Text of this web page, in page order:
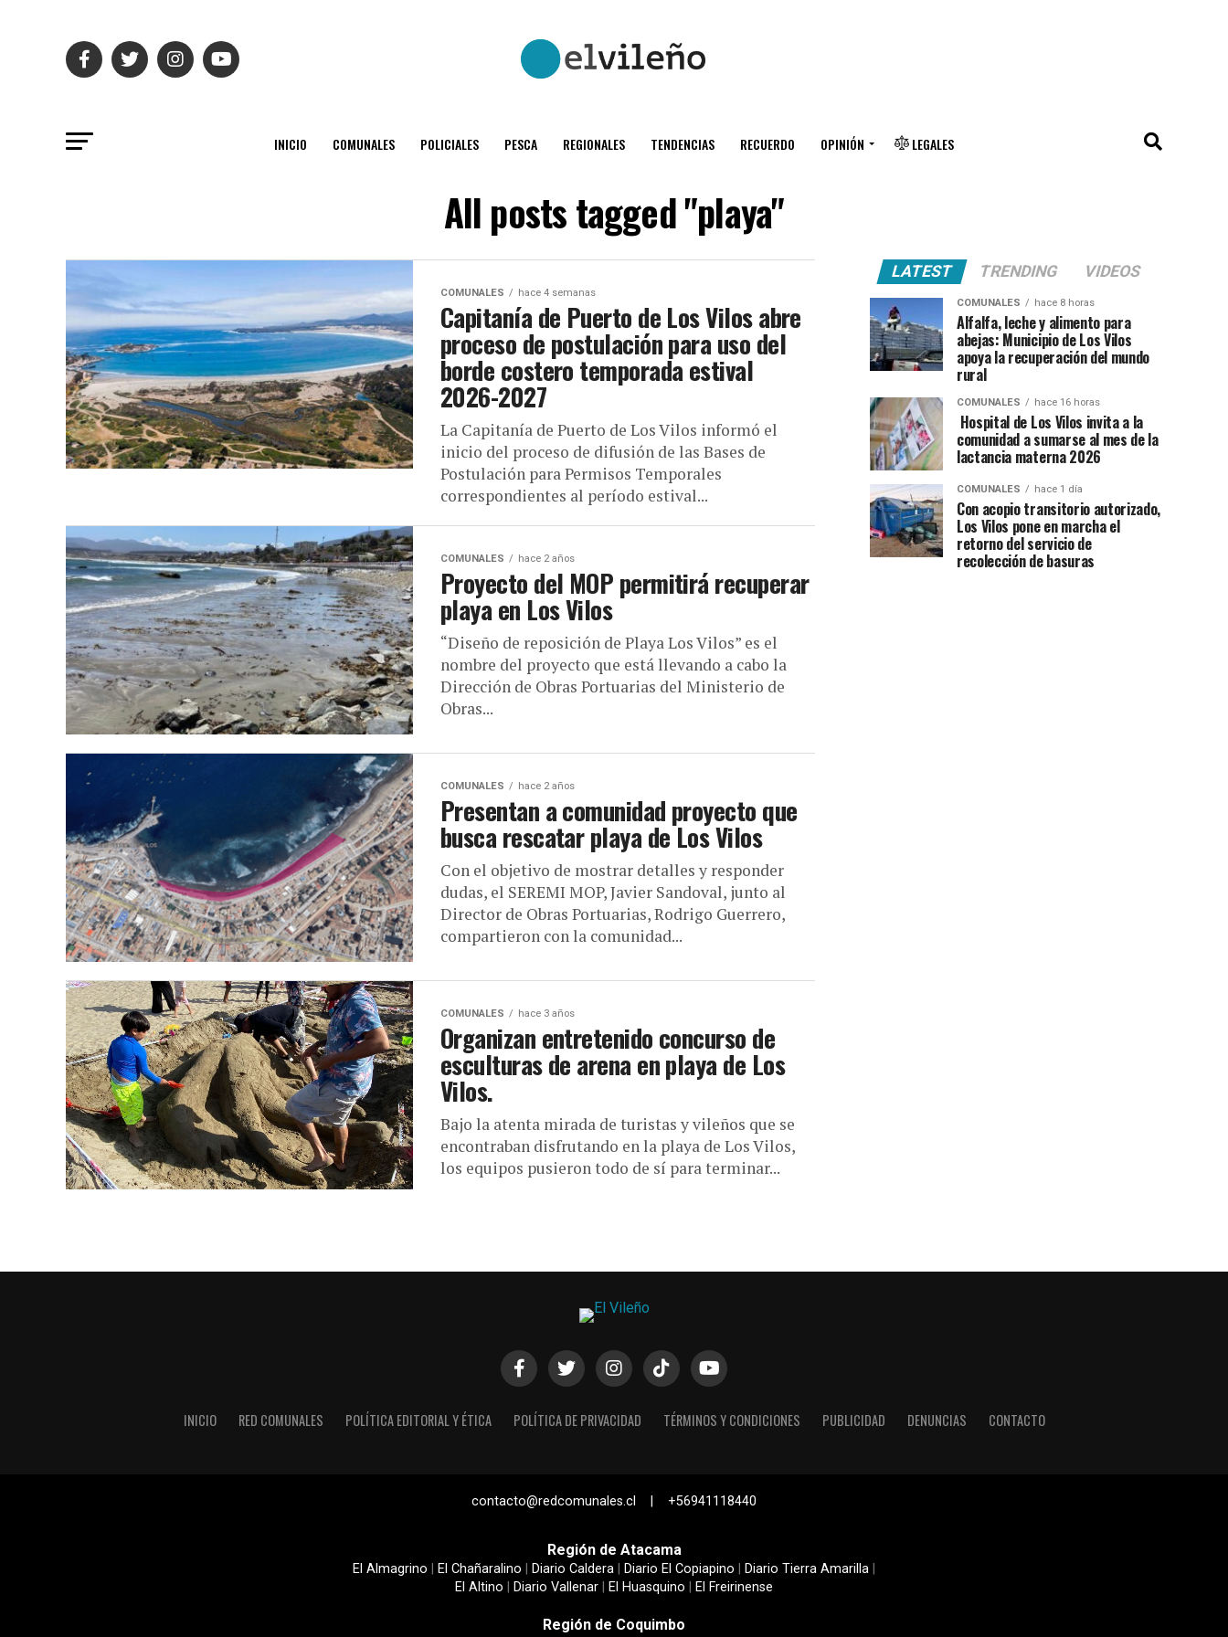
INICIO COMUNALES POLICIALES PESCA REGIONALES TENDENCIAS RECUERDO OPINIÓN LEGALES
All posts tagged "playa"
COMUNALES hace 4 semanas
Capitanía de Puerto de Los Vilos abre
proceso de postulación para uso del
borde costero temporada estival
2026-2027
La Capitanía de Puerto de Los Vilos informó el
inicio del proceso de difusión de las Bases de
Postulación para Permisos Temporales
correspondientes al período estival...
COMUNALES hace 2 años
Proyecto del MOP permitirá recuperar
playa en Los Vilos
“Diseño de reposición de Playa Los Vilos” es el
nombre del proyecto que está llevando a cabo la
Dirección de Obras Portuarias del Ministerio de
Obras...
COMUNALES hace 2 años
Presentan a comunidad proyecto que
busca rescatar playa de Los Vilos
Con el objetivo de mostrar detalles y responder
dudas, el SEREMI MOP, Javier Sandoval, junto al
Director de Obras Portuarias, Rodrigo Guerrero,
compartieron con la comunidad...
COMUNALES hace 3 años
Organizan entretenido concurso de
esculturas de arena en playa de Los
Vilos.
Bajo la atenta mirada de turistas y vileños que se
encontraban disfrutando en la playa de Los Vilos,
los equipos pusieron todo de sí para terminar...
LATEST TRENDING VIDEOS
COMUNALES hace 8 horas
Alfalfa, leche y alimento para
abejas: Municipio de Los Vilos
apoya la recuperación del mundo
rural
COMUNALES hace 16 horas
Hospital de Los Vilos invita a la
comunidad a sumarse al mes de la
lactancia materna 2026
COMUNALES hace 1 día
Con acopio transitorio autorizado,
Los Vilos pone en marcha el
retorno del servicio de
recolección de basuras
INICIO RED COMUNALES POLÍTICA EDITORIAL Y ÉTICA POLÍTICA DE PRIVACIDAD TÉRMINOS Y CONDICIONES PUBLICIDAD DENUNCIAS CONTACTO
contacto@redcomunales.cl | +56941118440
Región de Atacama
El Almagrino El Chañaralino Diario Caldera Diario El Copiapino Diario Tierra Amarilla
El Altino
Diario Vallenar El Huasquino El Freirinense
Región de Coquimbo